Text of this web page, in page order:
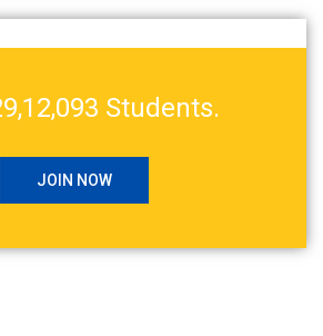
Students.
JOIN NOW